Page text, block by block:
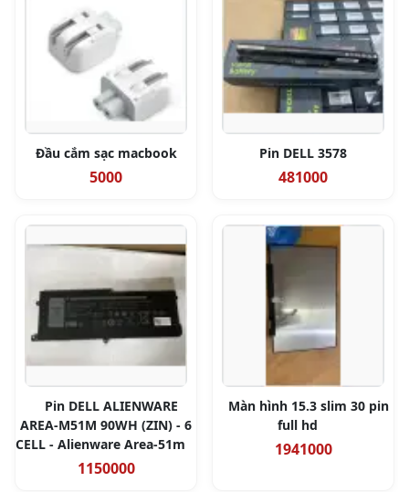
Đầu cắm sạc macbook
5000
Pin DELL 3578
481000
Pin DELL ALIENWARE
AREA-M51M 90WH (ZIN) - 6
CELL - Alienware Area-51m
1150000
Màn hình 15.3 slim 30 pin
full hd
1941000